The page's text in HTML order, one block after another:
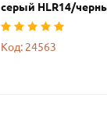
серый HLR14/
Код: 24563